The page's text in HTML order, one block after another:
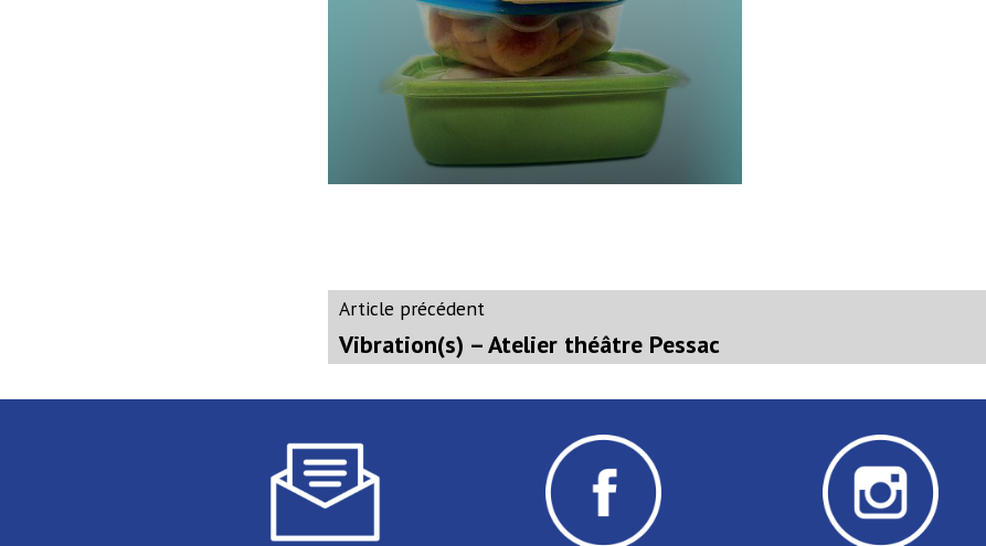
Navigation
de
l’article
Article précédent
précédent :
Vibration(s) – Atelier théâtre Pessac